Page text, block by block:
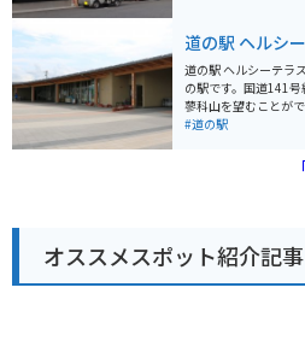
を楽しむことができます。 バイクで訪れる場
には広い駐車場が完
は、渓谷美で知られ
る老神温泉など、観
駅を拠点に、ツーリン
楽しんでみてくださ
道の駅 ヘルシ
道の駅 ヘルシーテラ
の駅です。国道141
蓼科山を望むことができます。 地元の新
富に揃っており、特
されており、お土産にもお
ているレストランで
す。道の駅 ヘルシー
ながら、地元の美味
#道の駅
オススメスポット紹介記事